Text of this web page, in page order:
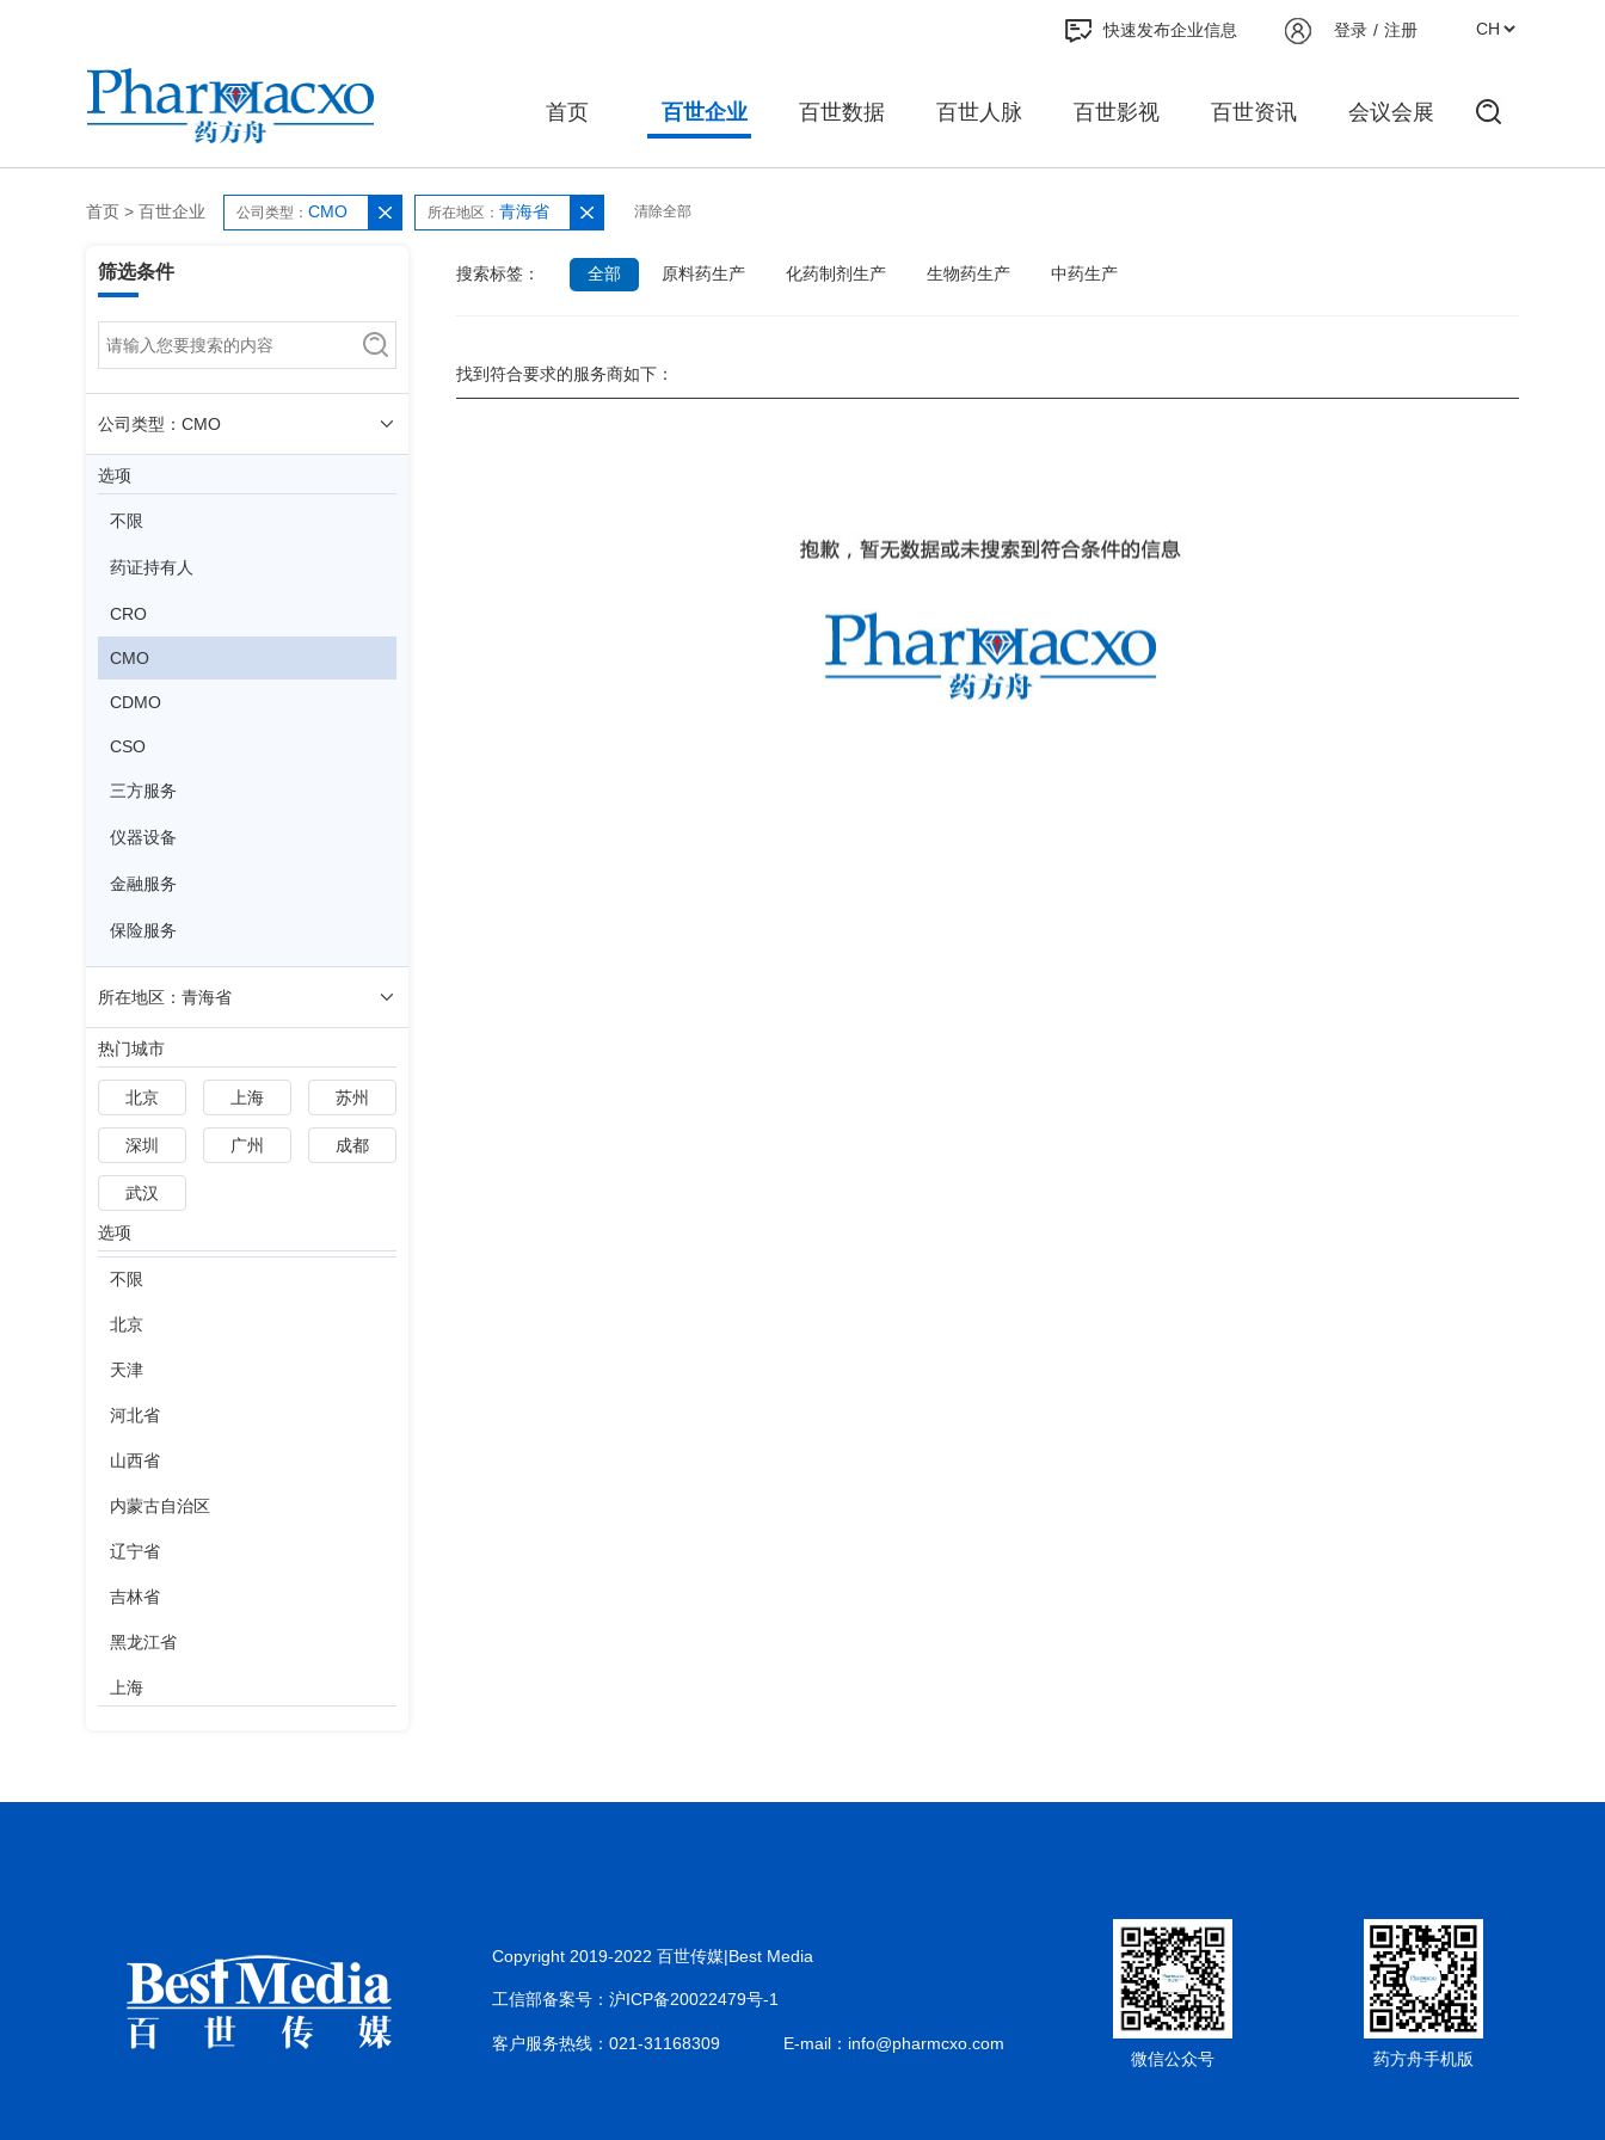
登录 / 注册
快速发布企业信息
首页 百世企业 百世数据 百世人脉 百世影视 百世资讯 会议会展
首页 > 百世企业 公司类型： CMO 所在地区： 青海省 清除全部
筛选条件
公司类型：CMO
选项
不限
药证持有人
CRO
CMO
CDMO
CSO
三方服务
仪器设备
金融服务
保险服务
所在地区：青海省
热门城市
北京 上海 苏州
深圳 广州 成都
武汉
选项
不限
北京
天津
河北省
山西省
内蒙古自治区
辽宁省
吉林省
黑龙江省
上海
山东省
河南省
湖北省
搜索标签： 全部 原料药生产 化药制剂生产 生物药生产 中药生产
找到符合要求的服务商如下：
Copyright 2019-2022 百世传媒|Best Media
工信部备案号：沪ICP备20022479号-1
客户服务热线：021-31168309
E-mail：info@pharmcxo.com
微信公众号
药方舟手机版